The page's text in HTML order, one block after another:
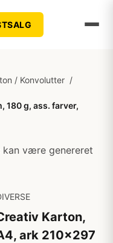
/ Konvolutter /
180 g, ass. farver,
kan være genereret
Karton,
ark 210x297